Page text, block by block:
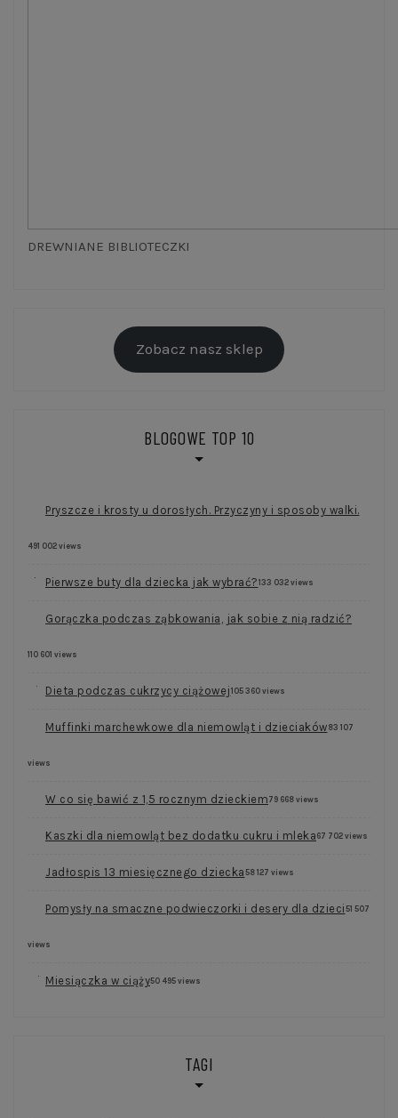
DREWNIANE BIBLIOTECZKI
Zobacz nasz sklep
BLOGOWE TOP 10
Pryszcze i krosty u dorosłych. Przyczyny i sposoby walki.
491 002 views
Pierwsze buty dla dziecka jak wybrać? 133 032 views
Gorączka podczas ząbkowania, jak sobie z nią radzić?
110 601 views
Dieta podczas cukrzycy ciążowej 105 360 views
Muffinki marchewkowe dla niemowląt i dzieciaków 83 107
views
W co się bawić z 1,5 rocznym dzieckiem 79 668 views
Kaszki dla niemowląt bez dodatku cukru i mleka 67 702 views
Jadłospis 13 miesięcznego dziecka 58 127 views
Pomysły na smaczne podwieczorki i desery dla dzieci 51 507
views
Miesiączka w ciąży50 495 views
TAGI